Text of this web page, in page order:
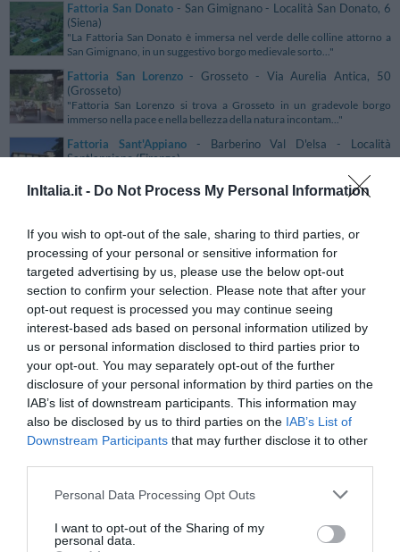
InItalia.it - Do Not Process My Personal Information
If you wish to opt-out of the sale, sharing to third parties, or
processing of your personal or sensitive information for
targeted advertising by us, please use the below opt-out
section to confirm your selection. Please note that after your
opt-out request is processed you may continue seeing
interest-based ads based on personal information utilized by
us or personal information disclosed to third parties prior to
your opt-out. You may separately opt-out of the further
disclosure of your personal information by third parties on the
IAB’s list of downstream participants. This information may
also be disclosed by us to third parties on the IAB’s List of
Downstream Participants that may further disclose it to other
Personal Data Processing Opt Outs
I want to opt-out of the Sharing of my
personal data.
Fattoria San Donato- San Gimignano - Località San Donato, 6
(Siena)
"La Fattoria San Donato è immersa nel verde delle colline attorno a
San Gimignano, in un suggestivo borgo medievale sorto..."
Fattoria San Lorenzo- Grosseto - Via Aurelia Antica, 50
(Grosseto)
"Fattoria San Lorenzo si trova a Grosseto in un gradevole borgo
immerso nella pace e nella bellezza della natura incontam..."
Fattoria Sant'Appiano- Barberino Val D'elsa - Località
Sant'appiano (Firenze)
"L’antica Fattoria di Sant'Appiano si trova a Barberino Val D'elsa, nel
cuore della campagna chiantigiana, in posizione s..."
distanza da San Gimignano nel cuore della Toscan..."
Favignana Hotel- Favignana - C.da Badia, 8 (Trapani)
"Il Favignana Hotel è un nuovissimo albergo in stile mediterraneo
situato nella più grande delle Isole Egadi. Di recente..."
Federico II Palace Hotel - Enna - Contrada Salerno (Enna)
"Federico II Palace Hotel è un hotel di lusso a 4 stelle situato a Enna, a
soli 2 km dal lago di Pergusa. Aperta tutto l..."
Federico Suite- Roma - Via Enrico Cialdini, 14 (Roma)
"Federico Suite si trova al centro di Roma nel quartiere Esquilino a lato
dell'uscita della Stazione Termini, in posizion..."
Feeling Hotel Luise- Riva Del Garda - Viale Rovereto, 9
"Il Feeling Hotel Luise è ubicato a Riva del Garda a breve distanza dal
Felline In B&B- Felline - Via Crocefisso, 18 (Lecce)